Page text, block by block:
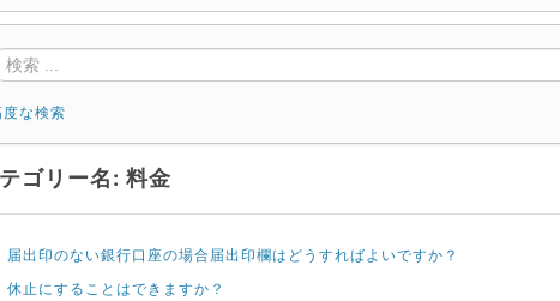
度な検索
ゴリー名: 料金
届出印のない銀行口座の場合届出印欄はどうすればよいですか？
休止にすることはできますか？